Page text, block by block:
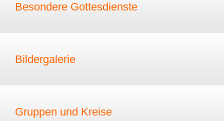
Besondere Gottesdienste
Bildergalerie
Gruppen und Kreise